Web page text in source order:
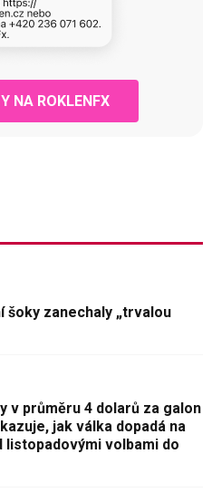
NA ROKLENFX
šoky zanechaly „trvalou
v průměru 4 dolarů za galon
jak válka dopadá na
volbami do